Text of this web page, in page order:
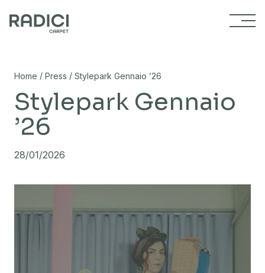
Home / Press / Stylepark Gennaio ’26
Stylepark Gennaio
’26
28/01/2026